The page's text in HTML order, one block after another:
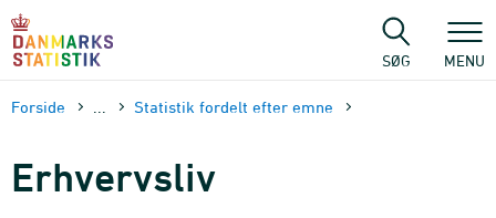
sidens
SØG MENU
Forside Statistik fordelt efter emne
Erhvervsliv